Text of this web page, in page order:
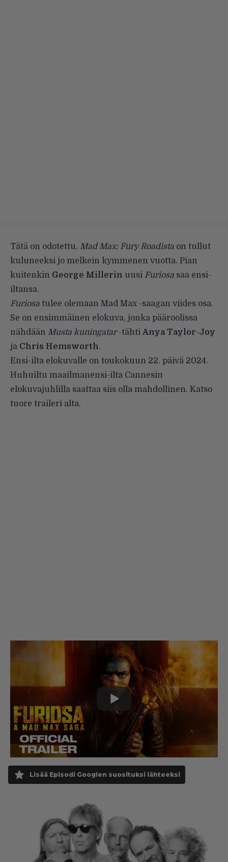
Tätä on odotettu. Mad Max: Fury Roadista on tullut
kuluneeksi jo melkein kymmenen vuotta. Pian
kuitenkin George Millerin uusi Furiosa saa ensi-
iltansa.
Furiosa tulee olemaan Mad Max -saagan viides osa.
Se on ensimmäinen elokuva, jonka pääroolissa
nähdään Musta kuningatar-tähti Anya Taylor-Joy
ja Chris Hemsworth.
Ensi-ilta elokuvalle on toukokuun 22. päivä 2024.
Huhuiltu maailmanensi-ilta Cannesin
elokuvajuhlilla saattaa siis olla mahdollinen. Katso
tuore traileri alta.
Lisää Episodi Googlen suosituksi lähteeksi